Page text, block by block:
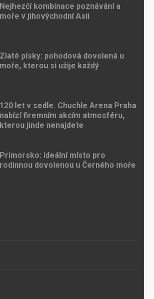
Nejhezčí kombinace poznávání a
moře v jihovýchodní Asii
Zlaté písky: pohodová dovolená u
moře, kterou si užije každý
120 let v sedle. Chuchle Arena Praha
nabízí firemním akcím atmosféru,
kterou jinde nenajdete
Primorsko: ideální místo pro
rodinnou dovolenou u Černého moře